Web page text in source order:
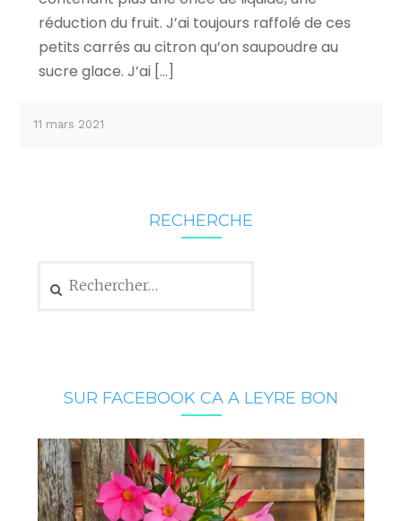
réduction du fruit. J’ai toujours raffolé de ces
petits carrés au citron qu’on saupoudre au
sucre glace. J’ai […]
11 mars 2021
RECHERCHE
SUR FACEBOOK CA A LEYRE BON